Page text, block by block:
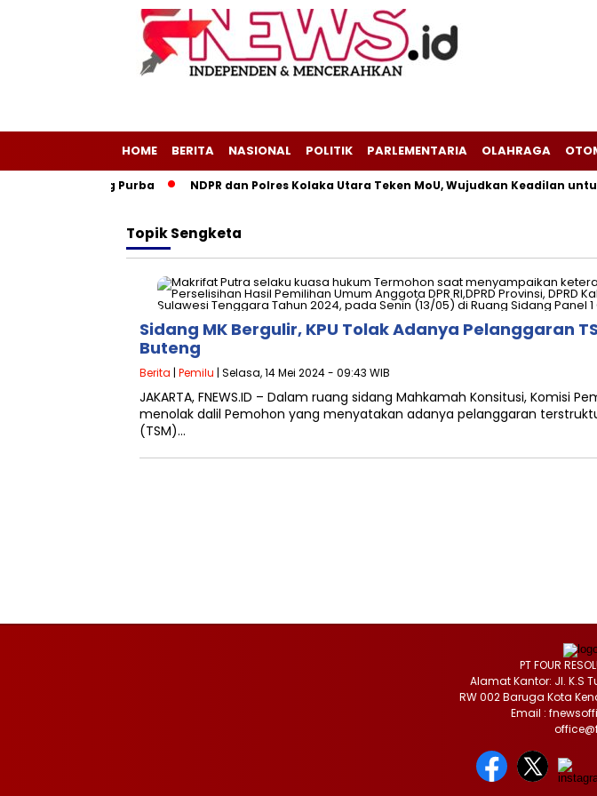
HOME BERITA NASIONAL POLITIK PARLEMENTARIA OLAHRAGA
Layang-Layang Purba NDPR dan Polres Kolaka Utara Teken MoU, Wujudkan Keadilan
TopikSengketa
Sidang MK Bergulir, KPU Tolak Adanya Pelanggaran
Buteng
Berita | Pemilu | Selasa, 14 Mei 2024 - 09:43 WIB
JAKARTA, FNEWS.ID – Dalam ruang sidang Mahkamah Konsitusi, Komisi
menolak dalil Pemohon yang menyatakan adanya pelanggaran
(TSM)…
PT FOUR
Alamat Kantor: Jl. K.S
RW 002 Baruga Kota
Email :